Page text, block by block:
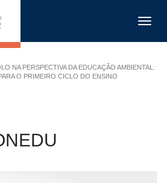
NA PERSPECTIVA DA EDUCAÇÃO AMBIENTAL:
O PRIMEIRO CICLO DO ENSINO